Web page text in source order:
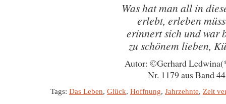
Was hat man all in
erlebt, erleben
erinnert sich und war
zu schönem lieben,
Autor: ©Gerhard
Nr. 1179 aus Band 44
Tags: Das Leben, Glück, Hoffnung, Jahrzehnte, Zeit